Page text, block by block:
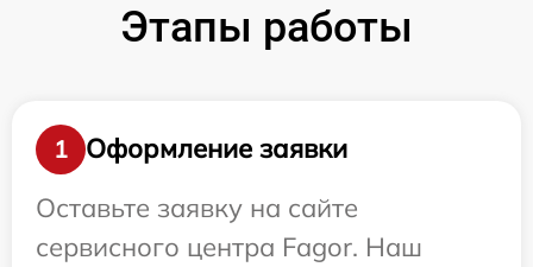
Этапы работы
1
Оформление заявки
Оставьте заявку на сайте
сервисного центра Fagor. Наш